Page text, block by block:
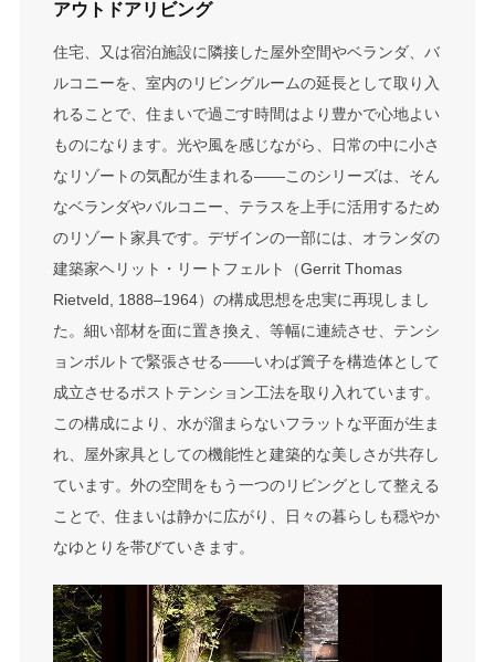
アウトドアリビング
住宅、又は宿泊施設に隣接した屋外空間やベランダ、バ
ルコニーを、室内のリビングルームの延長として取り入
れることで、住まいで過ごす時間はより豊かで心地よい
ものになります。光や風を感じながら、日常の中に小さ
なリゾートの気配が生まれる——このシリーズは、そん
なベランダやバルコニー、テラスを上手に活用するため
のリゾート家具です。デザインの一部には、オランダの
建築家ヘリット・リートフェルト（Gerrit Thomas
Rietveld, 1888–1964）の構成思想を忠実に再現しまし
た。細い部材を面に置き換え、等幅に連続させ、テンシ
ョンボルトで緊張させる——いわば簀子を構造体として
成立させるポストテンション工法を取り入れています。
この構成により、水が溜まらないフラットな平面が生ま
れ、屋外家具としての機能性と建築的な美しさが共存し
ています。外の空間をもう一つのリビングとして整える
ことで、住まいは静かに広がり、日々の暮らしも穏やか
なゆとりを帯びていきます。